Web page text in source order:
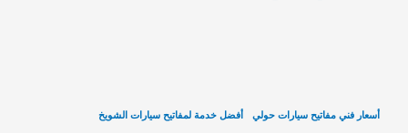
أسعار فني مفاتيح سيارات حولي أفضل خدمة لمفاتيح سيارات الشويخ